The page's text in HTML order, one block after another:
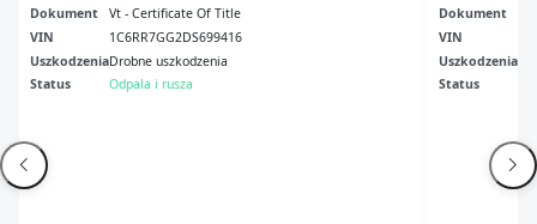
Dokument
Vt - Certificate Of Title
VIN
1C6RR7GG2DS699416
UszkodzeniaDrobne uszkodzenia
Status
Odpala i rusza
Dokument
VIN
Uszkodzenia
Status